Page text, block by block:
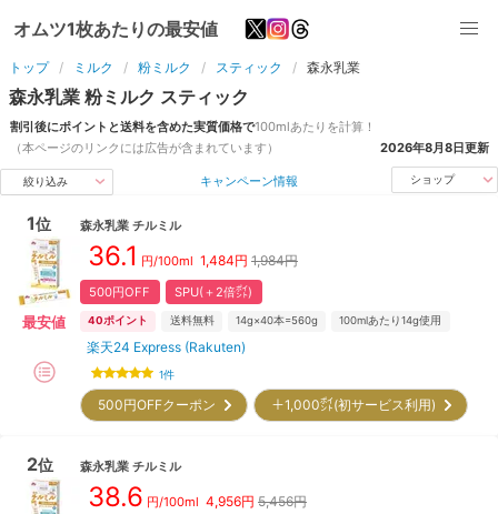
オムツ1枚あたりの最安値
トップ ミルク 粉ミルク スティック 森永乳業
森永乳業 粉ミルク スティック
割引後にポイントと送料を含めた実質価格で100mlあたりを計算！
（本ページのリンクには広告が含まれています）
2026年8月8日更新
絞り込み キャンペーン情報 ショップ
1位
最安値
森永乳業 チルミル
36.1 円/100ml 1,484円 1,984円
500円OFF SPU(＋2倍㌽)
40ポイント 送料無料 14g×40本=560g 100mlあたり14g使用
楽天24 Express (Rakuten)
1件
500円OFFクーポン ＋1,000㌽(初サービス利用)
2位 森永乳業 チルミル
38.6 円/100ml 4,956円 5,456円